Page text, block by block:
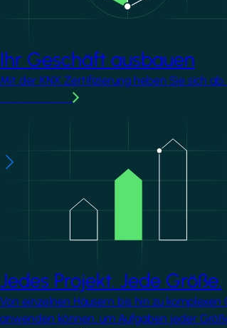
Ihr Geschäft ausbauen
Mit der KNX Zertifizierung heben Sie sich
Jedes Projekt. Jede Größe.
Von einzelnen Häusern bis hin zu
anwenden können, um Aufgaben jeder